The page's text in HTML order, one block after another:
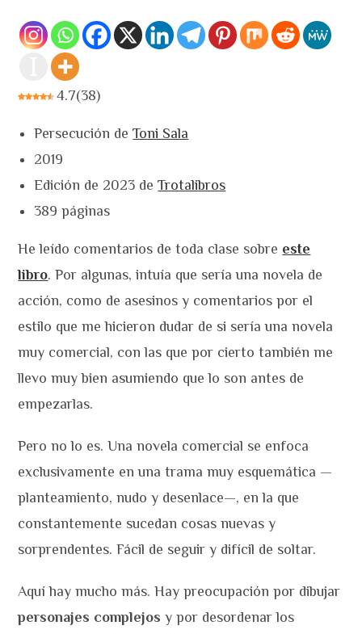
4.7(38)
Persecución deToni Sala
2019
Edición de 2023 deTrotalibros
389 páginas
He leído comentarios de toda clase sobre este
libro. Por algunas, intuía que sería una novela de
acción, como de asesinos y comentarios por el
estilo que me hicieron dudar de si sería una novela
muy comercial, con las que por cierto también me
llevo muy bien asumiendo que lo son antes de
empezarlas.
Pero no lo es. Una novela comercial se enfoca
exclusivamente en una trama muy esquemática —
planteamiento, nudo y desenlace—, en la que
constantemente sucedan cosas nuevas y
sorprendentes. Fácil de seguir y difícil de soltar.
Aquí hay mucho más. Hay preocupación por dibujar
personajes complejos y por desordenar los